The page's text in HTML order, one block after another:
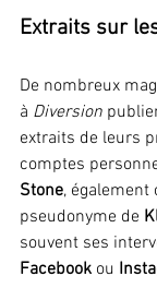
Extraits sur
De nombreux
à Diversion
extraits de leurs
comptes
Stone, également
pseudonyme de
souvent ses
Facebook ou